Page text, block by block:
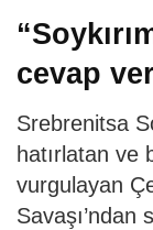
cevap
Srebrenitsa
hatırlatan ve
vurgulayan
Savaşı’ndan